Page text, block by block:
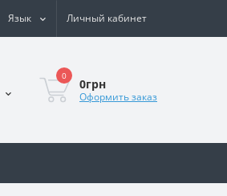
Язык Личный кабинет
0
0грн
Оформить заказ